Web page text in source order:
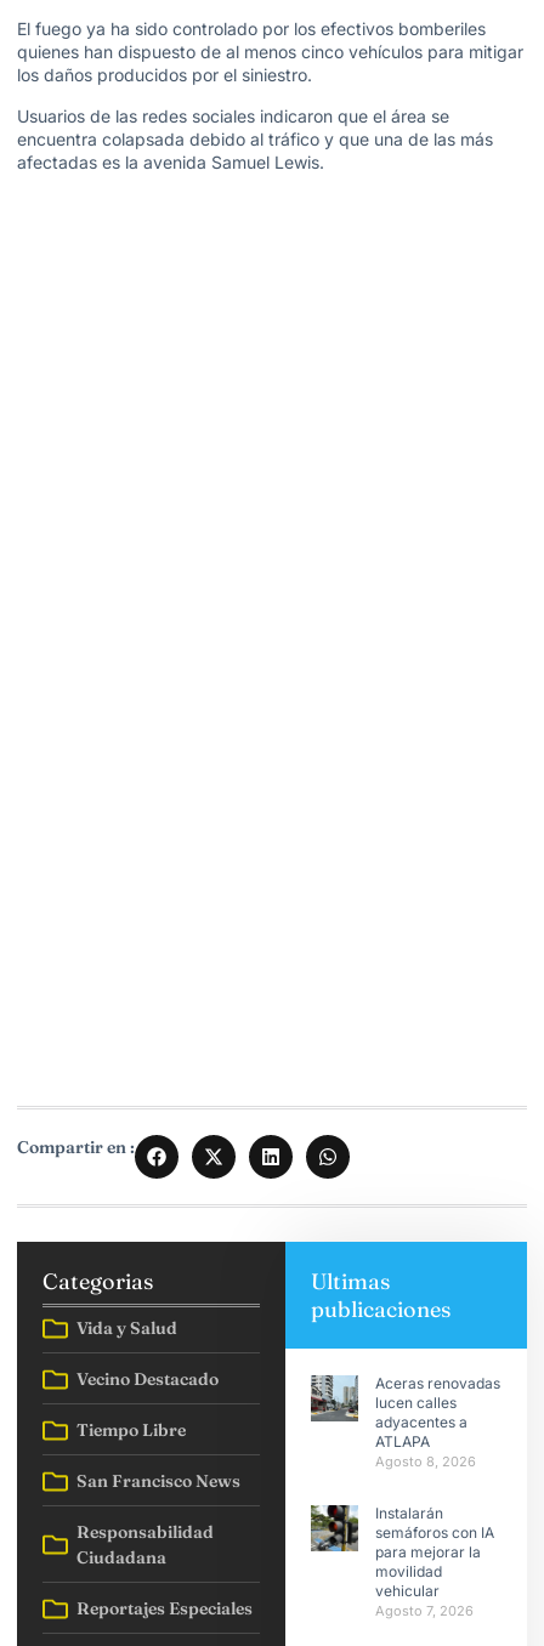
El fuego ya ha sido controlado por los efectivos bomberiles
quienes han dispuesto de al menos cinco vehículos para mitigar
los daños producidos por el siniestro.
Usuarios de las redes sociales indicaron que el área se
encuentra colapsada debido al tráfico y que una de las más
afectadas es la avenida Samuel Lewis.
Compartir en :
Categorias
Vida y Salud
Vecino Destacado
Tiempo Libre
San Francisco News
Responsabilidad
Ciudadana
Reportajes Especiales
Ultimas
publicaciones
Aceras renovadas
lucen calles
adyacentes a
ATLAPA
Agosto 8, 2026
Instalarán
semáforos con IA
para mejorar la
movilidad
vehicular
Agosto 7, 2026